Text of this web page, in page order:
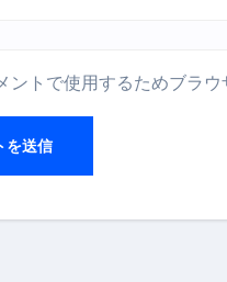
ントで使用するためブラ